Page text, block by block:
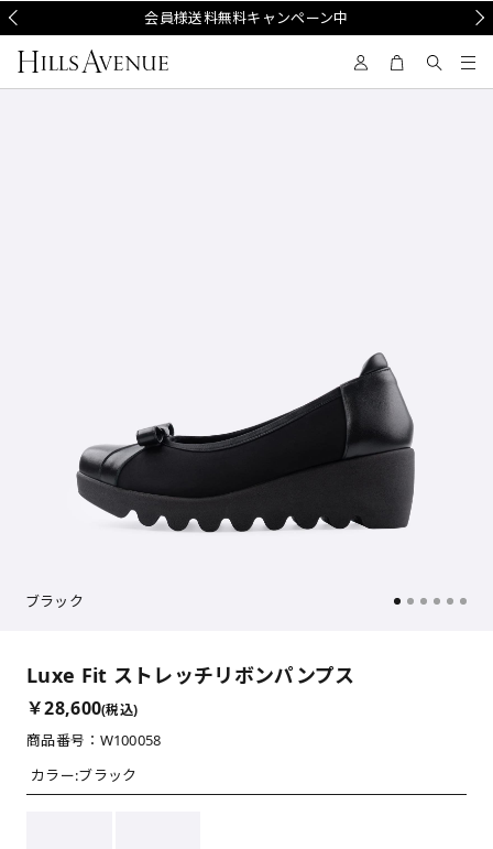
会員様送料無料キャンペーン中
ブラック
Luxe Fit ストレッチリボンパンプス
￥28,600(税込)
商品番号：W100058
カラー:ブラック